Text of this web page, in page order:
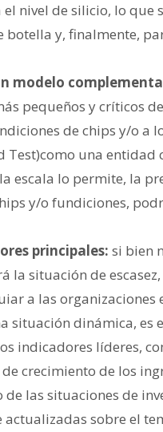
nivel de silicio, lo
botella y, finalmente,
modelo
pequeños y críticos
de chips y/o a
Test)como una
escala lo permite, la
y/o fundiciones,
principales: si bien
la situación de
a las organizaciones
situación dinámica,
indicadores líderes,
crecimiento de los
las situaciones de
sobre el